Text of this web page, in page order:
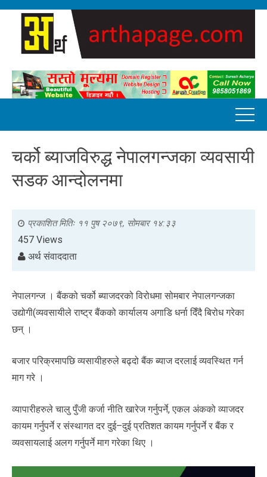
चर्को ब्याजविरुद्ध नेपालगन्जका व्यवसायी
सडक आन्दोलनमा
प्रकाशित मितिः ११ पुष २०७९, सोमबार १४:३३
457 Views
अर्थ संवाददाता
नेपालगन्ज । बैंकको चर्को ब्याजदरको विरोधमा सोमबार नेपालगन्जका
उद्योगी(व्यवसायीले राष्ट्र बैंकको कार्यालय अगाडि धर्ना दिँदै बिरोध गरेका
छन् ।
बजार परिक्रमापछि व्यसायीहरुले बढ्दो बैंक ब्याज दरलाई व्यवस्थित गर्न
माग गरे ।
व्यापारीहरुले चालु पुँजी कर्जा नीति खारेज गर्नुपर्ने, एकल अंकको व्याजदर
कायम गर्नुपर्ने र संस्थागत दर दुई–दुई प्रतिशत कायम गर्नुपर्ने र बैंक र
व्यवसायलाई अलग गर्नुपर्ने माग गरेका थिए ।